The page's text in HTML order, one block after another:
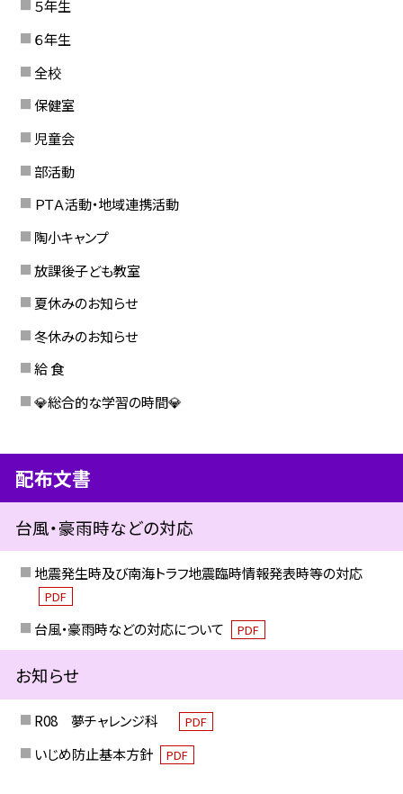
５年生
６年生
全校
保健室
児童会
部活動
ＰＴＡ活動・地域連携活動
陶小キャンプ
放課後子ども教室
夏休みのお知らせ
冬休みのお知らせ
給 食
💎総合的な学習の時間💎
配布文書
台風・豪雨時などの対応
地震発生時及び南海トラフ地震臨時情報発表時等の対応
PDF
台風・豪雨時などの対応について PDF
お知らせ
R08 夢チャレンジ科 PDF
いじめ防止基本方針 PDF